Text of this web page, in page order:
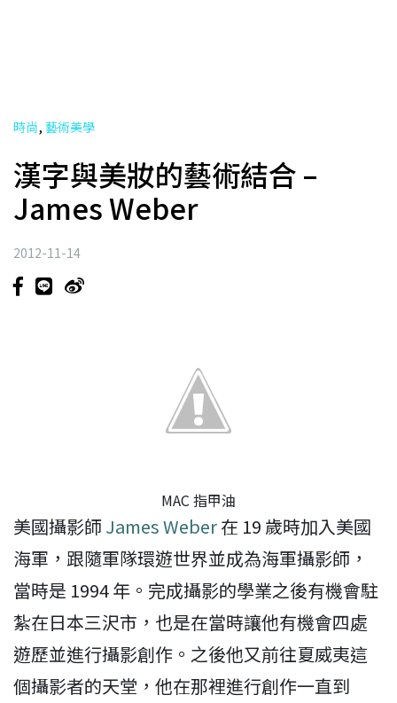
時尚, 藝術美學
漢字與美妝的藝術結合 –
James Weber
2012-11-14
MAC 指甲油
美國攝影師James Weber在 19 歲時加入美國
海軍，跟隨軍隊環遊世界並成為海軍攝影師，
當時是 1994 年。完成攝影的學業之後有機會駐
紮在日本三沢市，也是在當時讓他有機會四處
遊歷並進行攝影創作。之後他又前往夏威夷這
個攝影者的天堂，他在那裡進行創作一直到